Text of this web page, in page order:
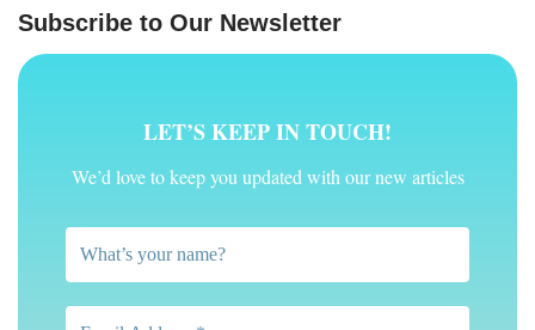
Subscribe to Our Newsletter
LET’S KEEP IN TOUCH!
We’d love to keep you updated with our new articles